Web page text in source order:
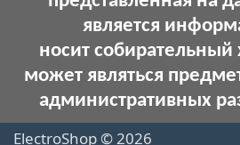
является
носит собирательный
может являться
административных
ElectroShop © 2026